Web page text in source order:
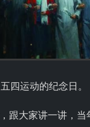
四运动的纪念日。
跟大家讲一讲，当